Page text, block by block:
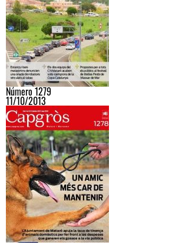
Número 1279
11/10/2013